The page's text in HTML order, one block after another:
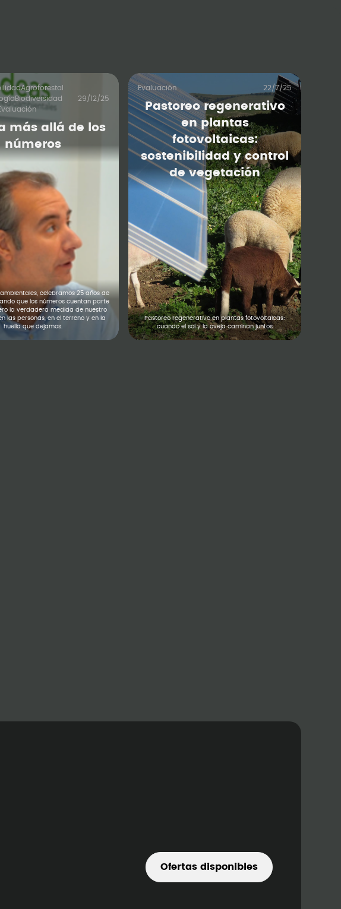
Agroforestal
Biodiversidad
29/12/25
más allá de los
números
celebramos 25 años de
que los números cuentan parte
la verdadera medida de nuestro
las personas, en el terreno y en la
huella que dejamos.
Evaluación 22/7/25
Pastoreo regenerativo
en plantas
fotovoltaicas:
sostenibilidad y control
de vegetación
Pastoreo regenerativo en plantas fotovoltaicas:
cuando el sol y la oveja caminan juntos
Ofertas disponibles